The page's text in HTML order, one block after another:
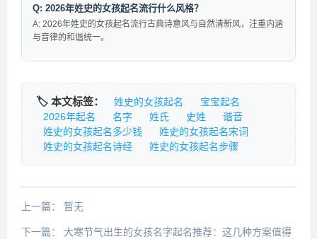
Q: 2026年姓史的女孩起名流行什么风格？
A: 2026年姓史的女孩起名流行古典诗意风与自然清新风，注重内涵
与音律的和谐统一。
🏷️ 本文标签： 姓史的女孩起名
宝宝起名
2026年起名
名字 姓氏 史姓
谐音
姓史的女孩起名多少钱
姓史的女孩起名宋词
姓史的女孩起名诗经
姓史的女孩起名步骤
上一篇： 暂无
下一篇： 大寒节气出生的女孩名字起名推荐：这几种方案值得